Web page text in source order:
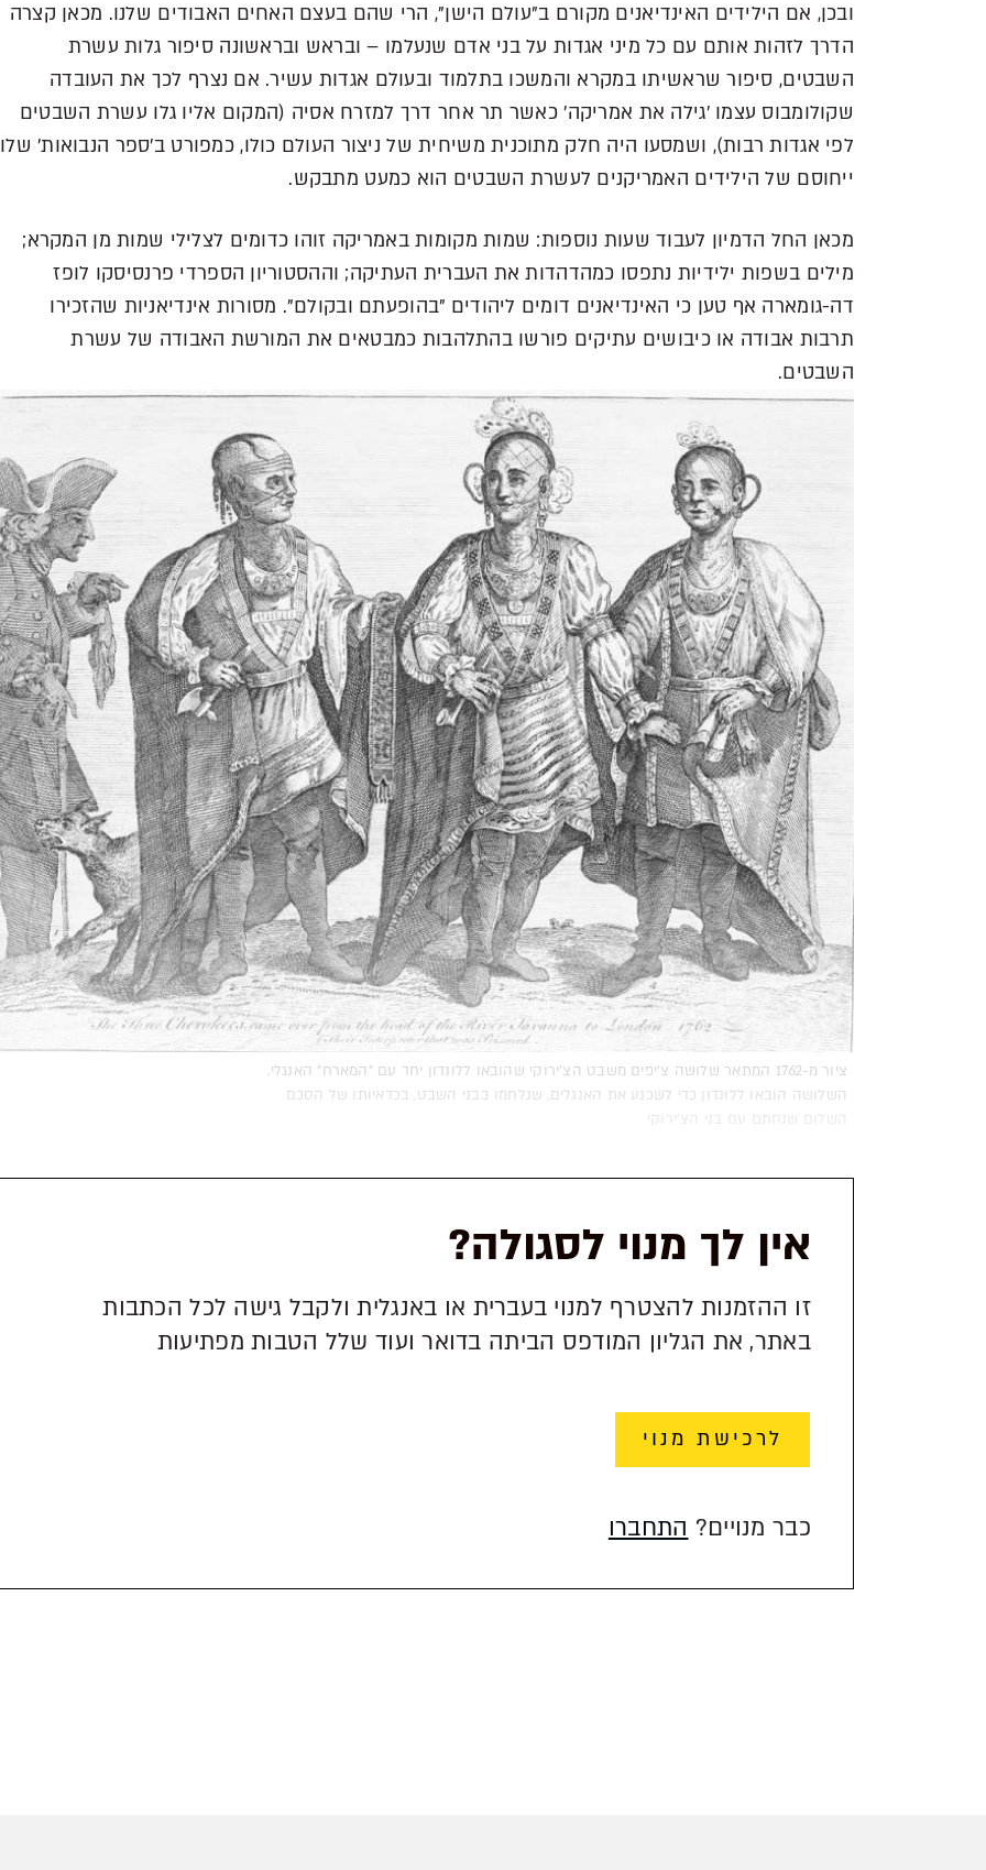
ובכן, אם הילידים האינדיאנים מקורם ב"עולם הישן", הרי שהם בעצם האחים האבודים שלנו. מכאן קצרה
הדרך לזהות אותם עם כל מיני אגדות על בני אדם שנעלמו – ובראש ובראשונה סיפור גלות עשרת
השבטים, סיפור שראשיתו במקרא והמשכו בתלמוד ובעולם אגדות עשיר. אם נצרף לכך את העובדה
שקולומבוס עצמו 'גילה את אמריקה' כאשר תר אחר דרך למזרח אסיה (המקום אליו גלו עשרת השבטים
לפי אגדות רבות), ושמסעו היה חלק מתוכנית משיחית של ניצור העולם כולו, כמפורט ב'ספר הנבואות'
ייחוסם של הילידים האמריקנים לעשרת השבטים הוא כמעט מתבקש.
מכאן החל הדמיון לעבוד שעות נוספות: שמות מקומות באמריקה זוהו כדומים לצלילי שמות מן המקרא;
מילים בשפות ילידיות נתפסו כמהדהדות את העברית העתיקה; וההסטוריון הספרדי פרנסיסקו לופז
דה-גומארה אף טען כי האינדיאנים דומים ליהודים "בהופעתם ובקולם". מסורות אינדיאניות שהזכירו
תרבות אבודה או כיבושים עתיקים פורשו בהתלהבות כמבטאים את המורשת האבודה של עשרת
השבטים.
ציור מ-1762 המתאר שלושה צ'יפים משבט הצ'ירוקי שהובאו ללונדון יחד עם "המארח" האנגלי.
השלושה הובאו ללונדון כדי לשכנע את האנגלים, שנלחמו בבני השבט, בכדאיותו של הסכם
השלום שנחתם עם בני הצ'ירוקי
אין לך מנוי לסגולה?
זו ההזמנות להצטרף למנוי בעברית או באנגלית ולקבל גישה לכל הכתבות
באתר, את הגליון המודפס הביתה בדואר ועוד שלל הטבות מפתיעות
לרכישת מנוי
כבר מנויים? התחברו